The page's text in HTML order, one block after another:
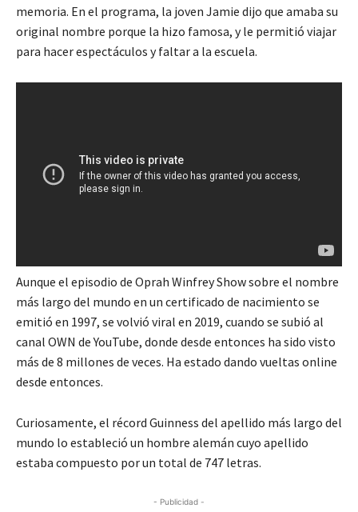
memoria. En el programa, la joven Jamie dijo que amaba su
original nombre porque la hizo famosa, y le permitió viajar
para hacer espectáculos y faltar a la escuela.
Aunque el episodio de Oprah Winfrey Show sobre el nombre
más largo del mundo en un certificado de nacimiento se
emitió en 1997, se volvió viral en 2019, cuando se subió al
canal OWN de YouTube, donde desde entonces ha sido visto
más de 8 millones de veces. Ha estado dando vueltas online
desde entonces.
Curiosamente, el récord Guinness del apellido más largo del
mundo lo estableció un hombre alemán cuyo apellido
estaba compuesto por un total de 747 letras.
- Publicidad -